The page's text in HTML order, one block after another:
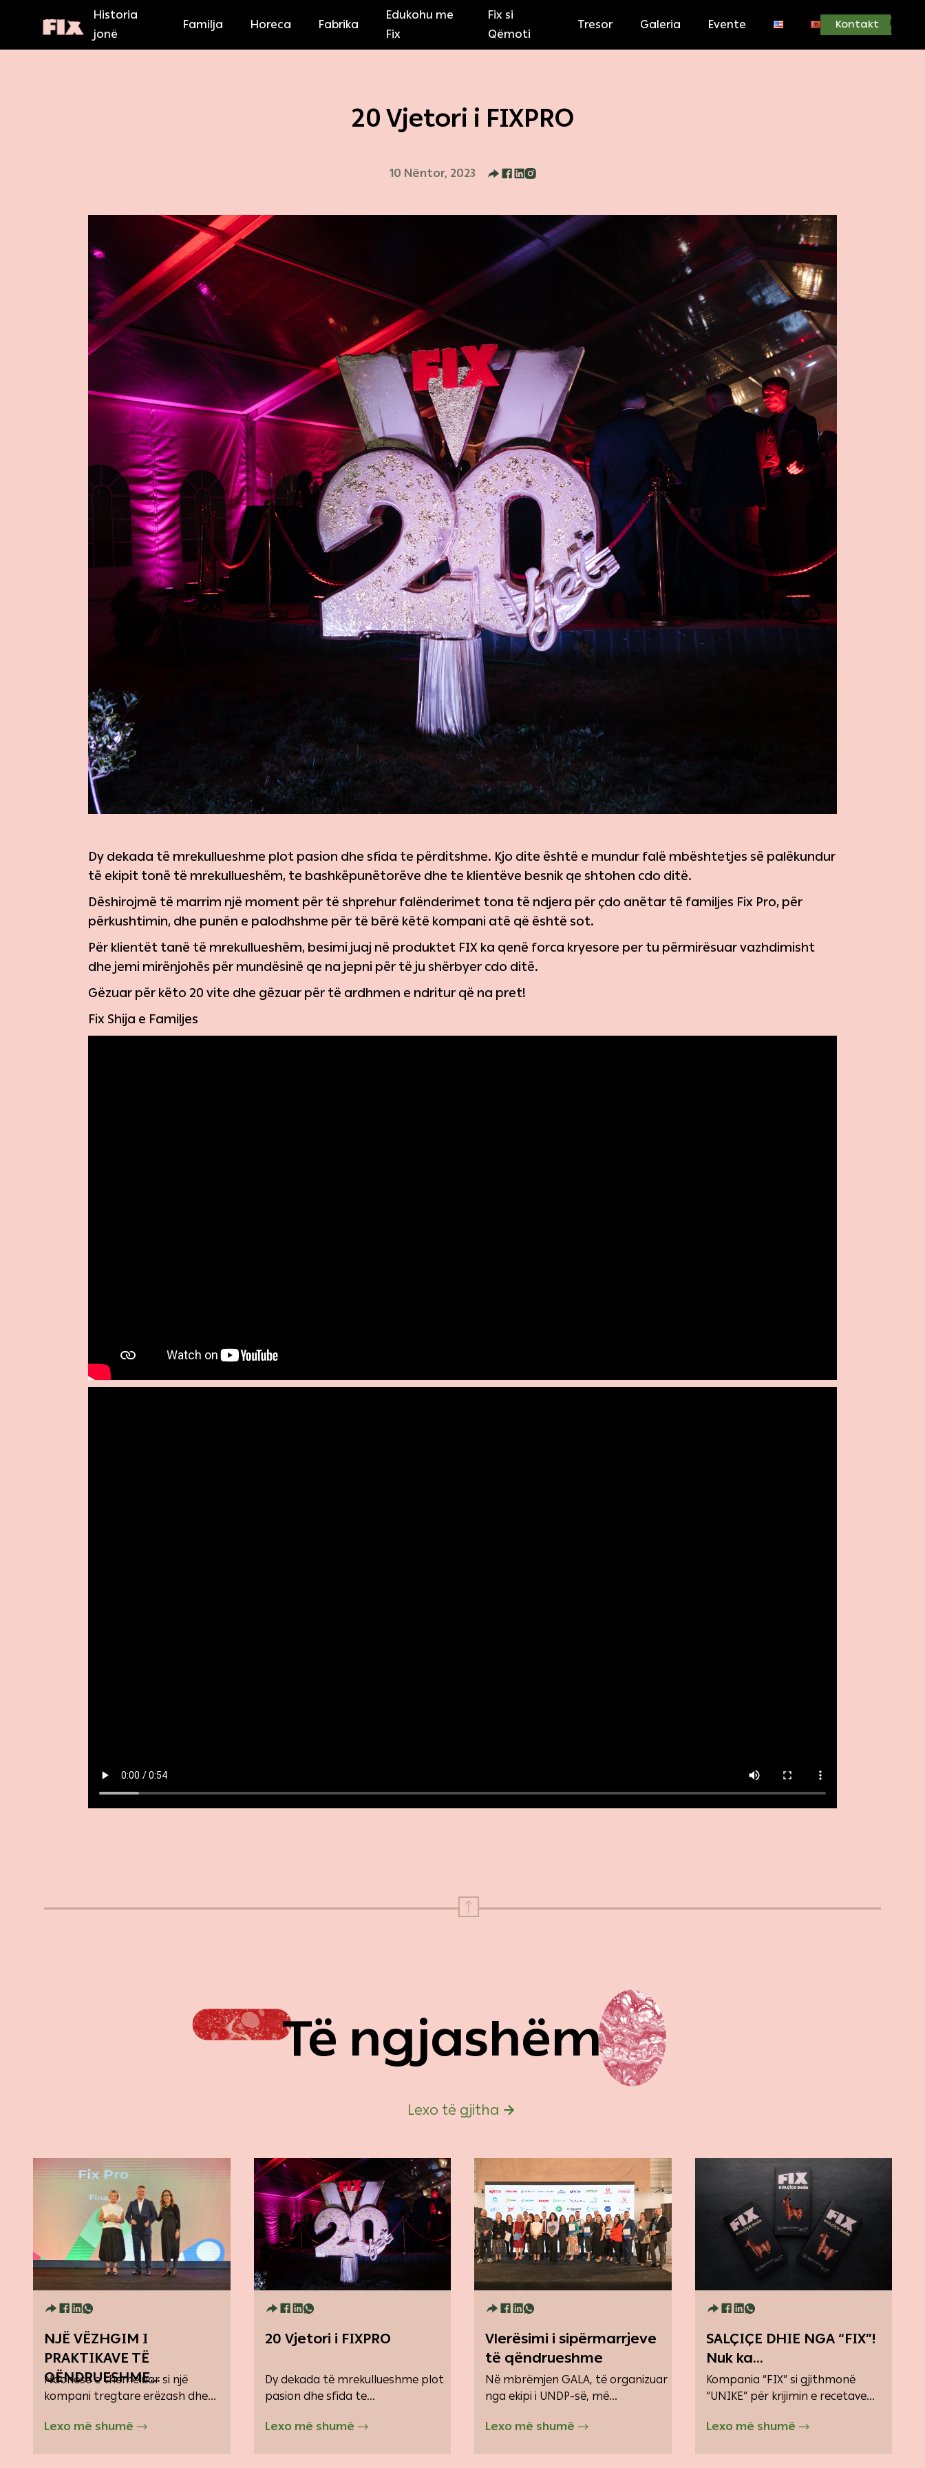
Historia
jonë
Familja Horeca Fabrika
Edukohu me
Fix
Fix si
Qëmoti
Tresor Galeria Evente Kontakt
20 Vjetori i FIXPRO
10 Nëntor, 2023
Dy dekada të mrekullueshme plot pasion dhe sfida te përditshme. Kjo dite është e mundur falë mbështetjes së palëkundur
të ekipit tonë të mrekullueshëm, te bashkëpunëtorëve dhe te klientëve besnik qe shtohen cdo ditë.
Dëshirojmë të marrim një moment për të shprehur falënderimet tona të ndjera për çdo anëtar të familjes Fix Pro, për
përkushtimin, dhe punën e palodhshme për të bërë këtë kompani atë që është sot.
Për klientët tanë të mrekullueshëm, besimi juaj në produktet FIX ka qenë forca kryesore per tu përmirësuar vazhdimisht
dhe jemi mirënjohës për mundësinë qe na jepni për të ju shërbyer cdo ditë.
Gëzuar për këto 20 vite dhe gëzuar për të ardhmen e ndritur që na pret!
Fix Shija e Familjes
Të ngjashëm
Lexo të gjitha
NJË VËZHGIM I
PRAKTIKAVE TË
QËNDRUESHME...
Ndonëse e themeluar si një
kompani tregtare erëzash dhe...
Lexo më shumë
20 Vjetori i FIXPRO
Dy dekada të mrekullueshme plot
pasion dhe sfida te...
Lexo më shumë
Vlerësimi i sipërmarrjeve
të qëndrueshme
Në mbrëmjen GALA, të organizuar
nga ekipi i UNDP-së, më...
Lexo më shumë
SALÇIÇE DHIE NGA “FIX”!
Nuk ka...
Kompania “FIX” si gjithmonë
“UNIKE” për krijimin e recetave...
Lexo më shumë